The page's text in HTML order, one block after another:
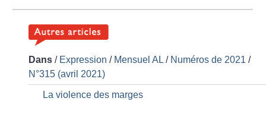
Dans / Expression / Mensuel AL / Numéros de 2021 /
N°315 (avril 2021)
La violence des marges